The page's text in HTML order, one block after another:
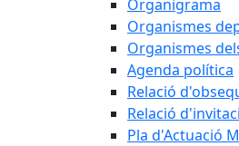
Organigrama
Organismes
Organismes
Agenda política
Relació
Relació
Pla d'Actuació